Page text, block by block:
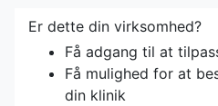
Er dette din virksomhed?
Få adgang til at
Få mulighed for at
din klinik